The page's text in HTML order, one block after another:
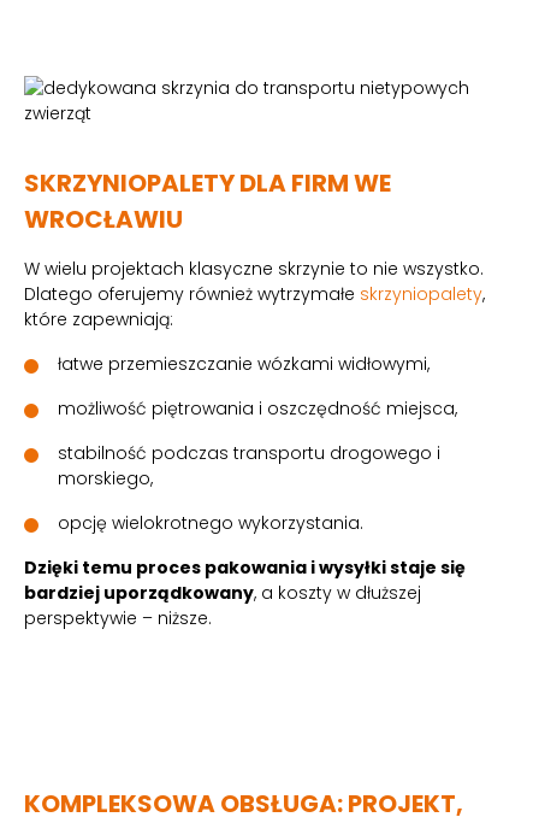
SKRZYNIOPALETY DLA FIRM WE
WROCŁAWIU
W wielu projektach klasyczne skrzynie to nie wszystko.
Dlatego oferujemy również wytrzymałe skrzyniopalety,
które zapewniają:
łatwe przemieszczanie wózkami widłowymi,
możliwość piętrowania i oszczędność miejsca,
stabilność podczas transportu drogowego i
morskiego,
opcję wielokrotnego wykorzystania.
Dzięki temu proces pakowania i wysyłki staje się
bardziej uporządkowany, a koszty w dłuższej
perspektywie – niższe.
KOMPLEKSOWA OBSŁUGA: PROJEKT,